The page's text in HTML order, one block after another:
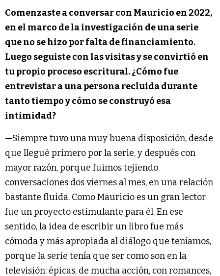
Comenzaste a conversar con Mauricio en 2022,
en el marco de la investigación de una serie
que no se hizo por falta de financiamiento.
Luego seguiste con las visitas y se convirtió en
tu propio proceso escritural. ¿Cómo fue
entrevistar a una persona recluida durante
tanto tiempo y cómo se construyó esa
intimidad?
—Siempre tuvo una muy buena disposición, desde
que llegué primero por la serie, y después con
mayor razón, porque fuimos tejiendo
conversaciones dos viernes al mes, en una relación
bastante fluida. Como Mauricio es un gran lector
fue un proyecto estimulante para él. En ese
sentido, la idea de escribir un libro fue más
cómoda y más apropiada al diálogo que teníamos,
porque la serie tenía que ser como son en la
televisión: épicas, de mucha acción, con romances,